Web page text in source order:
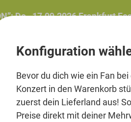
17.09.2026 Frankfurt
Beauty Pre-Order
Konfiguration
Bevor du dich wie ein Fan bei
Konzert in den Warenkorb
zuerst dein Lieferland aus!
Preise direkt mit deiner